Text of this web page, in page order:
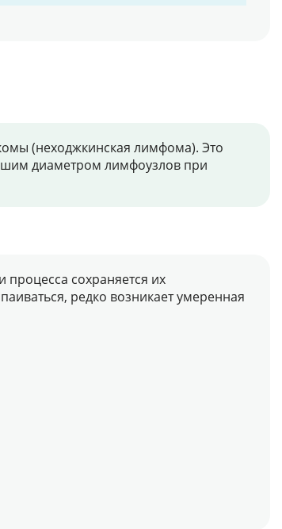
(неходжкинская лимфома). Это
диаметром лимфоузлов при
процесса сохраняется их
редко возникает умеренная